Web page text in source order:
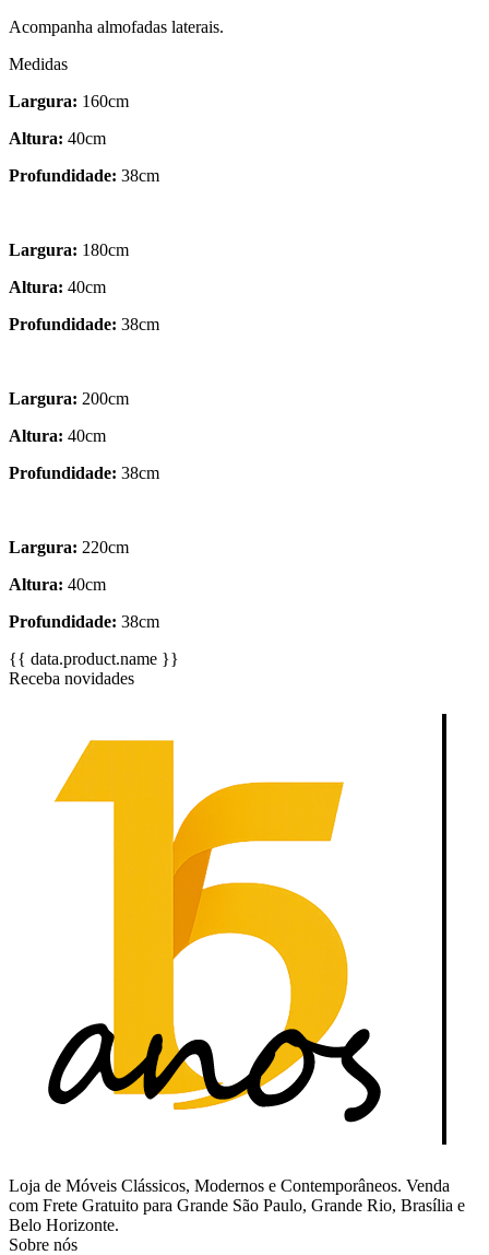
Acompanha almofadas laterais.
Medidas
Largura: 160cm
Altura: 40cm
Profundidade: 38cm
Largura: 180cm
Altura: 40cm
Profundidade: 38cm
Largura: 200cm
Altura: 40cm
Profundidade: 38cm
Largura: 220cm
Altura: 40cm
Profundidade: 38cm
{{ data.product.name }}
Receba novidades
Loja de Móveis Clássicos, Modernos e Contemporâneos. Venda
com Frete Gratuito para Grande São Paulo, Grande Rio, Brasília e
Belo Horizonte.
Sobre nós